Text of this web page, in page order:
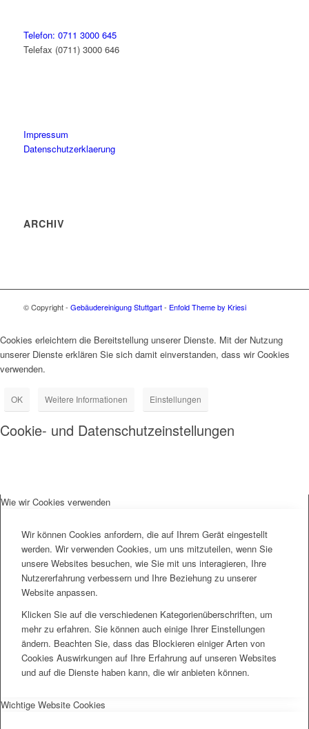
Telefon: 0711 3000 645
Telefax (0711) 3000 646
Impressum
Datenschutzerklaerung
ARCHIV
© Copyright - Gebäudereinigung Stuttgart- Enfold Theme by Kriesi
Cookies erleichtern die Bereitstellung unserer Dienste. Mit der Nutzung
unserer Dienste erklären Sie sich damit einverstanden, dass wir Cookies
verwenden.
OK Weitere Informationen Einstellungen
Cookie- und Datenschutzeinstellungen
Wie wir Cookies verwenden
Wir können Cookies anfordern, die auf Ihrem Gerät eingestellt
werden. Wir verwenden Cookies, um uns mitzuteilen, wenn Sie
unsere Websites besuchen, wie Sie mit uns interagieren, Ihre
Nutzererfahrung verbessern und Ihre Beziehung zu unserer
Website anpassen.
Klicken Sie auf die verschiedenen Kategorienüberschriften, um
mehr zu erfahren. Sie können auch einige Ihrer Einstellungen
ändern. Beachten Sie, dass das Blockieren einiger Arten von
Cookies Auswirkungen auf Ihre Erfahrung auf unseren Websites
und auf die Dienste haben kann, die wir anbieten können.
Wichtige Website Cookies